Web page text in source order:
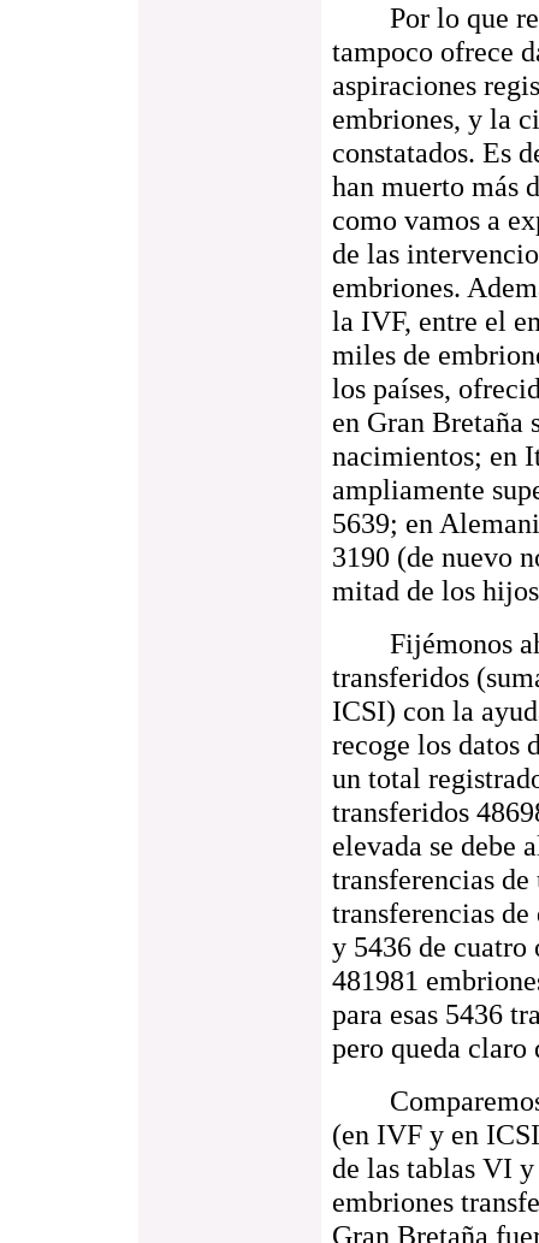
Por lo que
tampoco ofrece
aspiraciones
embriones, y la
constatados. Es
han muerto más
como vamos a
de las
embriones.
la IVF, entre el
miles de
los países,
en Gran Bretaña
nacimientos; en
ampliamente
5639; en
3190 (de nuevo
mitad de los
Fijémonos
transferidos
ICSI) con la
recoge los datos
un total
transferidos
elevada se debe
transferencias
transferencias
y 5436 de cuatro
481981
para esas 5436
pero queda
Comparemos
(en IVF y en
de las tablas VI
embriones
Gran Bretaña